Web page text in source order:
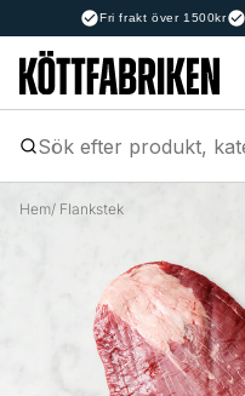
Fri frakt över 1500kr
Hem/ Flankstek